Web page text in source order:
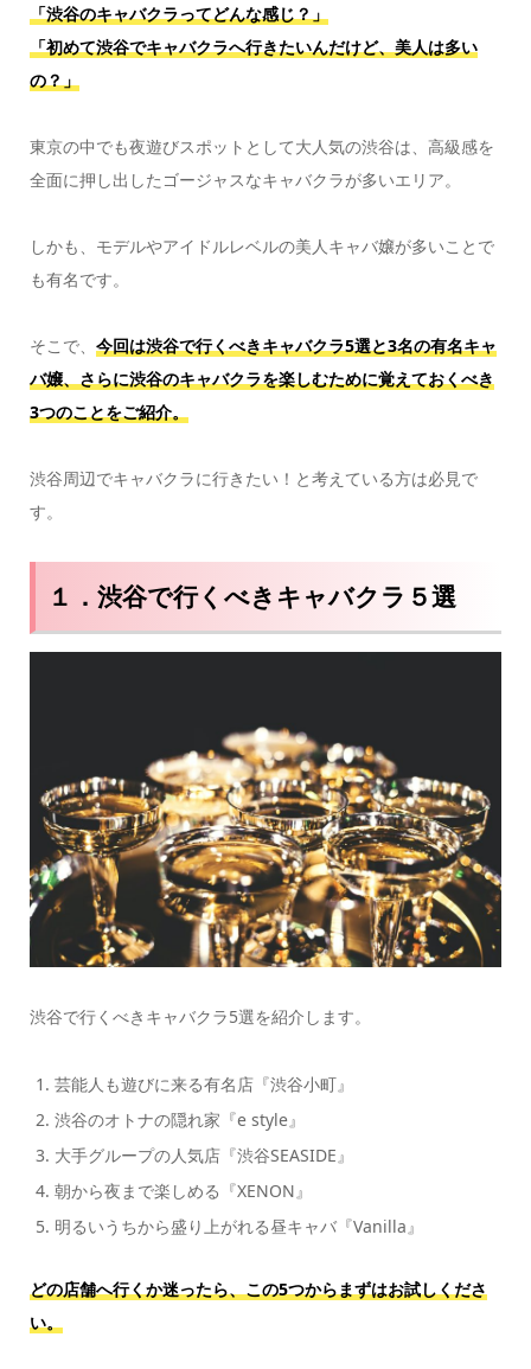
「渋谷のキャバクラってどんな感じ？」
「初めて渋谷でキャバクラへ行きたいんだけど、美人は多い
の？」
東京の中でも夜遊びスポットとして大人気の渋谷は、高級感を
全面に押し出したゴージャスなキャバクラが多いエリア。
しかも、モデルやアイドルレベルの美人キャバ嬢が多いことで
も有名です。
そこで、 今回は渋谷で行くべきキャバクラ5選と3名の有名キャ
バ嬢、さらに渋谷のキャバクラを楽しむために覚えておくべき
3つのことをご紹介。
渋谷周辺でキャバクラに行きたい！と考えている方は必見で
す。
１．渋谷で行くべきキャバクラ５選
渋谷で行くべきキャバクラ5選を紹介します。
芸能人も遊びに来る有名店『渋谷小町』
渋谷のオトナの隠れ家『e style』
大手グループの人気店『渋谷SEASIDE』
朝から夜まで楽しめる『XENON』
明るいうちから盛り上がれる昼キャバ『Vanilla』
どの店舗へ行くか迷ったら、この5つからまずはお試しくださ
い。